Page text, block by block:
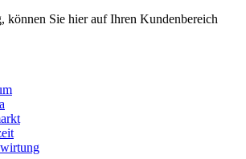
können Sie hier auf Ihren Kundenbereich